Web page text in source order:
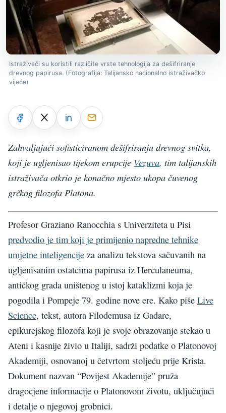
Istraživači su koristili različite vrste tehnologija za dešifriranje
drevnog papirusa. (Fotografija: Talijansko nacionalno istraživačko
vijeće)
Zahvaljujući sofisticiranom dešifriranju drevnog svitka,
koji je ugljenisao tijekom erupcije Vezuva, tim talijanskih
istraživača otkrio je konačno mjesto ukopa čuvenog
grčkog filozofa Platona.
Profesor Graziano Ranocchia s Univerziteta u Pisi
predvodio je tim koji je primijenio napredne tehnike
umjetne inteligencije za analizu tekstova sačuvanih na
ugljenisanim ostatcima papirusa iz Herculaneuma,
antičkog grada uništenog u istoj kataklizmi koja je
pogodila i Pompeje 79. godine nove ere. Kako piše Live
Science, tekst, autora Filodemusa iz Gadare,
epikurejskog filozofa koji je svoje obrazovanje stekao u
Ateni i kasnije živio u Italiji, sadrži podatke o Platonovoj
Akademiji, osnovanoj u četvrtom stoljeću prije Krista.
Dokument nazvan “Povijest Akademije” pruža
dragocjene informacije o Platonovom životu, uključujući
i detalje o njegovoj grobnici.